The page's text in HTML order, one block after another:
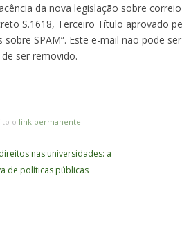
da nova legislação sobre
S.1618, Terceiro Título aprovado
sobre SPAM”. Este e-mail não pode
ser removido.
o link permanente.
nas universidades: a
de políticas públicas